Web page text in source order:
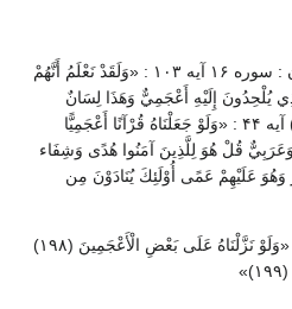
سجلت کلمه «عجم» فی القرآن : سوره ۱۶ آیه ۱۰۳ : «وَلَقَدْ نَعْلَمُ أَنَّهُمْ
يُلْحِدُونَ إِلَيْهِ أَعْجَمِيٌّ وَهَذَا لِسَانٌ
عَرَبِيٌّ مُّبِينٌ» سوره فصلت (۴۱) آیه ۴۴ : «وَلَوْ جَعَلْنَاهُ قُرْآنًا أَعْجَمِيًّا
وَعَرَبِيٌّ قُلْ هُوَ لِلَّذِينَ آمَنُوا هُدًى وَشِفَاء
وَهُوَ عَلَيْهِمْ عَمًى أُوْلَئِكَ يُنَادَوْنَ مِن
سوره الشعر(۲۶) آیه‌های ۱۹۸ : «وَلَوْ نَزَّلْنَاهُ عَلَى بَعْضِ الْأَعْجَمِينَ (۱۹۸)